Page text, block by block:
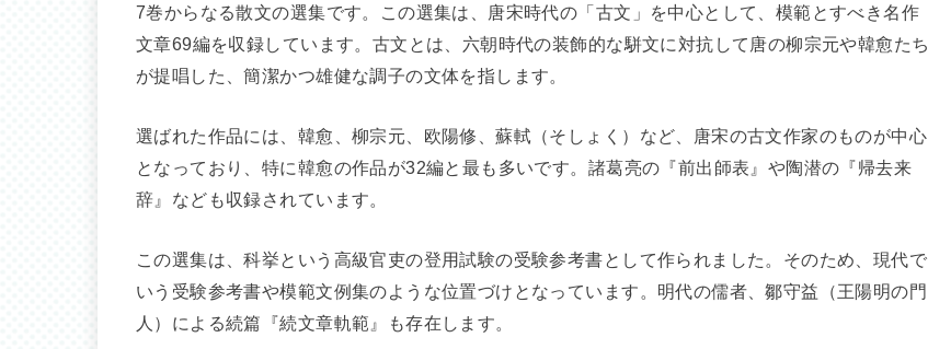
7巻からなる散文の選集です。この選集は、唐宋時代の「古文」を中心として、模範とすべき名作
文章69編を収録しています。古文とは、六朝時代の装飾的な駢文に対抗して唐の柳宗元や韓愈たち
が提唱した、簡潔かつ雄健な調子の文体を指します。
選ばれた作品には、韓愈、柳宗元、欧陽修、蘇軾（そしょく）など、唐宋の古文作家のものが中心
となっており、特に韓愈の作品が32編と最も多いです。諸葛亮の『前出師表』や陶潜の『帰去来
辞』なども収録されています。
この選集は、科挙という高級官吏の登用試験の受験参考書として作られました。そのため、現代で
いう受験参考書や模範文例集のような位置づけとなっています。明代の儒者、鄒守益（王陽明の門
人）による続篇『続文章軌範』も存在します。